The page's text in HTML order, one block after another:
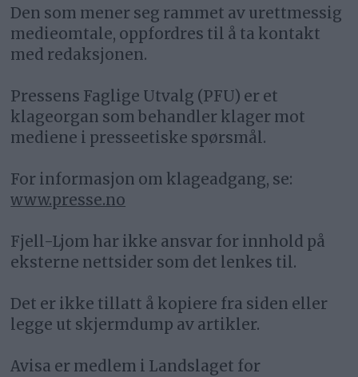
Den som mener seg rammet av urettmessig
medieomtale, oppfordres til å ta kontakt
med redaksjonen.
Pressens Faglige Utvalg (PFU) er et
klageorgan som behandler klager mot
mediene i presseetiske spørsmål.
For informasjon om klageadgang, se:
www.presse.no
Fjell-Ljom har ikke ansvar for innhold på
eksterne nettsider som det lenkes til.
Det er ikke tillatt å kopiere fra siden eller
legge ut skjermdump av artikler.
Avisa er medlem i Landslaget for